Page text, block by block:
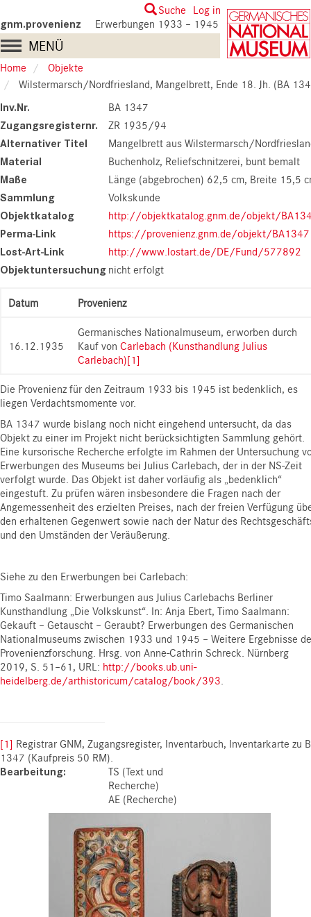
to
main
content
User
account
menu
Suche Log in
gnm.provenienz Erwerbungen 1933 – 1945
Main
navigation
MENÜ
Home
Objekte
Wilstermarsch/Nordfriesland, Mangelbrett, Ende 18. Jh. (BA
Inv.Nr. BA 1347
Zugangsregisternr. ZR 1935/94
Alternativer Titel Mangelbrett aus Wilstermarsch/
Material Buchenholz, Reliefschnitzerei, bunt bemalt
Maße Länge (abgebrochen) 62,5 cm Breite 15,5
Sammlung Volkskunde
Objektkatalog http://objektkatalog.gnm.de/objekt/
Perma-Link https://provenienz.gnm.de/objekt/BA1347
Lost-Art-Link http://www.lostart.de/DE/Fund/577892
Objektuntersuchung nicht erfolgt
Datum Provenienz
16.12.1935
Germanisches Nationalmuseum, erworben durch
Kauf von Carlebach (Kunsthandlung Julius
Carlebach)[1]
Die Provenienz für den Zeitraum 1933 bis 1945 ist bedenklich, es
liegen Verdachtsmomente vor.
BA 1347 wurde bislang noch nicht eingehend untersucht, da das
Objekt zu einer im Projekt nicht berücksichtigten Sammlung gehört.
Eine kursorische Recherche erfolgte im Rahmen der Untersuchung
Erwerbungen des Museums bei Julius Carlebach, der in der NS-Zeit
verfolgt wurde. Das Objekt ist daher vorläufig als „bedenklich“
eingestuft. Zu prüfen wären insbesondere die Fragen nach der
Angemessenheit des erzielten Preises, nach der freien Verfügung
den erhaltenen Gegenwert sowie nach der Natur des
und den Umständen der Veräußerung.
Siehe zu den Erwerbungen bei Carlebach:
Timo Saalmann: Erwerbungen aus Julius Carlebachs Berliner
Kunsthandlung „Die Volkskunst“. In: Anja Ebert, Timo Saalmann:
Gekauft – Getauscht – Geraubt? Erwerbungen des Germanischen
Nationalmuseums zwischen 1933 und 1945 – Weitere Ergebnisse
Provenienzforschung. Hrsg. von Anne-Cathrin Schreck. Nürnberg
2019, S. 51–61, URL: http://books.ub.uni-
heidelberg.de/arthistoricum/catalog/book/393
[1] Registrar GNM, Zugangsregister, Inventarbuch, Inventarkarte zu
1347 (Kaufpreis 50 RM).
Bearbeitung
TS (Text und
Recherche)
AE (Recherche)